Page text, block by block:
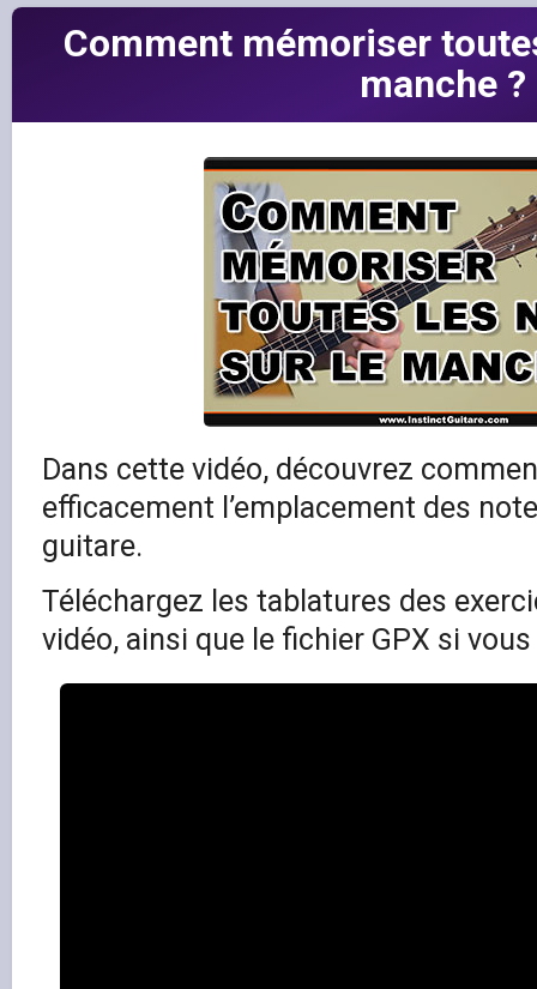
Comment mémoriser
manche ?
Dans cette vidéo, découvrez
efficacement l’emplacement des
guitare.
Téléchargez les tablatures des
vidéo, ainsi que le fichier GPX si